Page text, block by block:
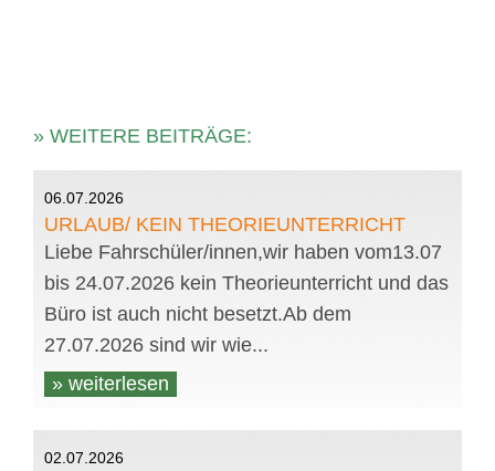
» WEITERE BEITRÄGE:
06.07.2026
URLAUB/ KEIN THEORIEUNTERRICHT
Liebe Fahrschüler/innen,wir haben vom13.07
bis 24.07.2026 kein Theorieunterricht und das
Büro ist auch nicht besetzt.Ab dem
27.07.2026 sind wir wie...
» weiterlesen
02.07.2026